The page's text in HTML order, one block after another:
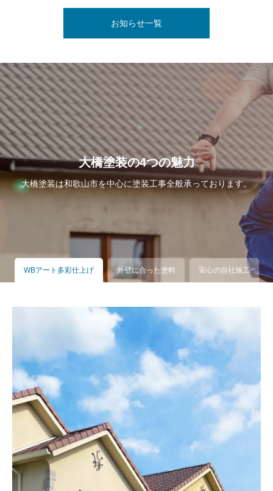
お知らせ一覧
大橋塗装の4つの魅力
大橋塗装は和歌山市を中心に塗装工事全般承っております。
WBアート多彩仕上げ 外壁に合った塗料 安心の自社施工